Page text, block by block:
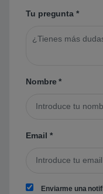
Tu pregunta *
Nombre*
Email *
Enviarme una